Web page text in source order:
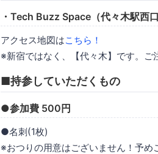
・Tech Buzz Space（代々木駅西
アクセス地図はこちら！
※新宿ではなく、【代々木】です。ご
■持参していただくもの
●参加費 500円
●名刺(1枚)
※おつりの用意はございません！予